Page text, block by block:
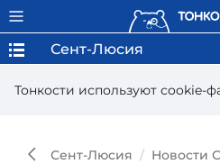
Тонкости используют сookie-
Сент-Люсия
Сент-Люсия Новости